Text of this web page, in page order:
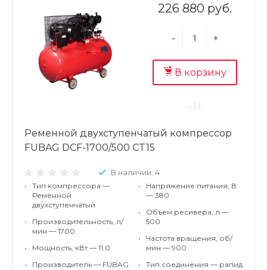
226 880 руб.
- +
В корзину
Ременной двухступенчатый компрессор
FUBAG DCF-1700/500 CT15
В наличии: 4
•
Тип компрессора —
Ременной
двухступенчатый
•
Производительность, л/
мин — 1700
•
Мощность, кВт — 11.0
•
Производитель — FUBAG
•
Напряжение питания, В
— 380
•
Объем ресивера, л —
500
•
Частота вращения, об/
мин — 900
•
Тип соединения — рапид